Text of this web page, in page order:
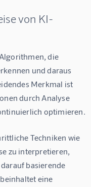
von KI-
die
und daraus
Merkmal ist
durch Analyse
optimieren.
Techniken wie
zu interpretieren,
basierende
eine